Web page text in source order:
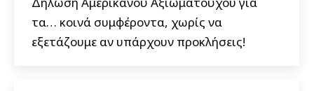
τα… κοινά συμφέροντα, χωρίς να
εξετάζουμε αν υπάρχουν προκλήσεις!